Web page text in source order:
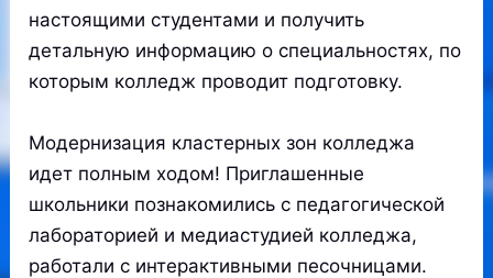
настоящими студентами и получить
детальную информацию о специальностях, по
которым колледж проводит подготовку.
Модернизация кластерных зон колледжа
идет полным ходом! Приглашенные
школьники познакомились с педагогической
лабораторией и медиастудией колледжа,
работали с интерактивными песочницами.